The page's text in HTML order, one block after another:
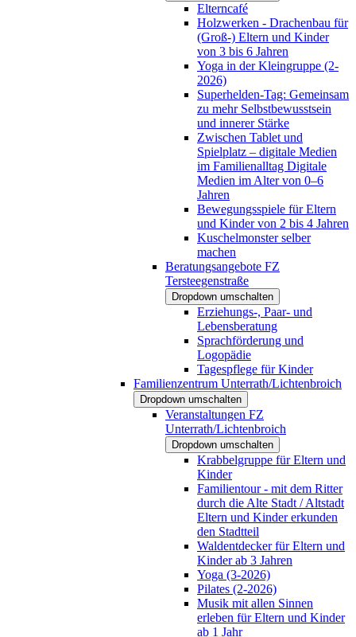
Elterncafé
Holzwerken - Drachenbau für
(Groß-) Eltern und Kinder
von 3 bis 6 Jahren
Yoga in der Kleingruppe (2-
2026)
Superhelden-Tag: Gemeinsam
zu mehr Selbstbewusstsein
und innerer Stärke
Zwischen Tablet und
Spielplatz – digitale Medien
im Familienalltag Digitale
Medien im Alter von 0–6
Jahren
Bewegungsspiele für Eltern
und Kinder von 2 bis 4 Jahren
Kuschelmonster selber
machen
Beratungsangebote FZ
Tersteegenstraße
Dropdown umschalten
Erziehungs-, Paar- und
Lebensberatung
Sprachförderung und
Logopädie
Tagespflege für Kinder
Familienzentrum Unterrath/Lichtenbroich
Dropdown umschalten
Veranstaltungen FZ
Unterrath/Lichtenbroich
Dropdown umschalten
Krabbelgruppe für Eltern und
Kinder
Familientour - mit dem Ritter
durch die Alte Stadt / Altstadt
Eltern und Kinder erkunden
den Stadtteil
Waldentdecker für Eltern und
Kinder ab 3 Jahren
Yoga (3-2026)
Pilates (2-2026)
Musik mit allen Sinnen
erleben für Eltern und Kinder
ab 1 Jahr